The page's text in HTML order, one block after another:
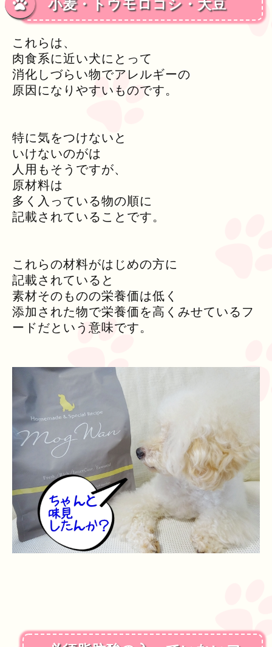
小麦・トウモロコシ・大豆
これらは、
肉食系に近い犬にとって
消化しづらい物でアレルギーの
原因になりやすいものです。
特に気をつけないと
いけないのがは
人用もそうですが、
原材料は
多く入っている物の順に
記載されていることです。
これらの材料がはじめの方に
記載されていると
素材そのものの栄養価は低く
添加された物で栄養価を高くみせているフ
ードだという意味です。